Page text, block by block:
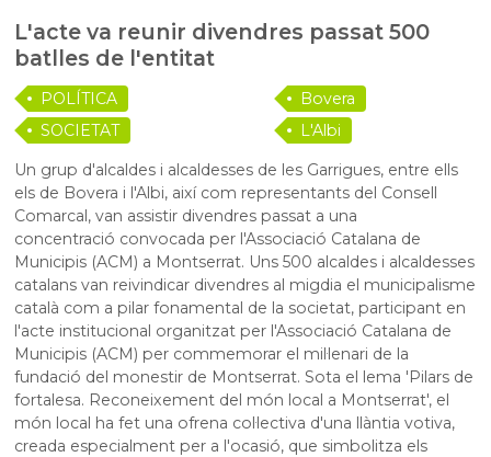
L'acte va reunir divendres passat 500
batlles de l'entitat
POLÍTICA
SOCIETAT
Bovera
L'Albi
Un grup d'alcaldes i alcaldesses de les Garrigues, entre ells
els de Bovera i l'Albi, així com representants del Consell
Comarcal, van assistir divendres passat a una
concentració convocada per l'Associació Catalana de
Municipis (ACM) a Montserrat. Uns 500 alcaldes i alcaldesses
catalans van reivindicar divendres al migdia el municipalisme
català com a pilar fonamental de la societat, participant en
l'acte institucional organitzat per l'Associació Catalana de
Municipis (ACM) per commemorar el mil·lenari de la
fundació del monestir de Montserrat. Sota el lema 'Pilars de
fortalesa. Reconeixement del món local a Montserrat', el
món local ha fet una ofrena col·lectiva d'una llàntia votiva,
creada especialment per a l'ocasió, que simbolitza els